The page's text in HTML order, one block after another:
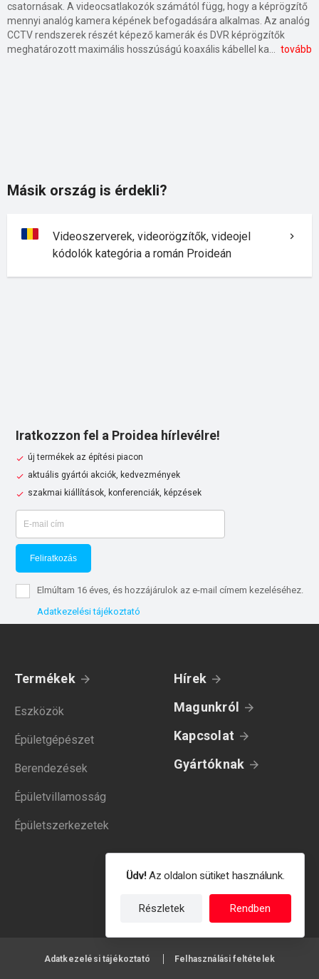
Másik ország is érdekli?
Videoszerverek, videorögzítők, videojel
kódolók kategória a román Proideán
csatornásak. A videocsatlakozók számától függ, hogy a képrögzítő
mennyi analóg kamera képének befogadására alkalmas. Az analóg
CCTV rendszerek részét képező kamerák és DVR képrögzítők
tovább
Iratkozzon fel a Proidea hírlevélre!
új termékek az építési piacon
aktuális gyártói akciók, kedvezmények
szakmai kiállítások, konferenciák, képzések
Feliratkozás
Elmúltam 16 éves, és hozzájárulok az e-mail címem kezeléséhez.
Adatkezelési tájékoztató
Termékek
Eszközök
Épületgépészet
Berendezések
Épületvillamosság
Épületszerkezetek
Hírek
Magunkról
Kapcsolat
Gyártóknak
Adatkezelési tájékoztató Felhasználási feltételek
Üdv!Az oldalon sütiket használunk.
Részletek Rendben